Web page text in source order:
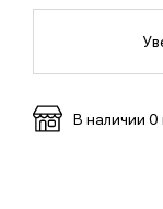
В наличии 0